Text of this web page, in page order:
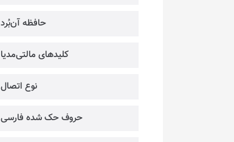
حافظه آن‌بُرد
کلیدهای مالتی‌مدیا
نوع اتصال
حروف حک شده فارسی